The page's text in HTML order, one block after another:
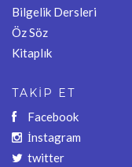
Bilgelik Dersleri
Öz Söz
Kitaplık
TAKİP ET
Facebook
İnstagram
twitter